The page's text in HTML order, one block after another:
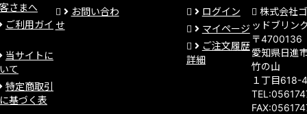
さまへ
ご利用ガイ
当サイトに
て
特定商取引
基づく表
お問い合わ
せ
ログイン
マイページ
ご注文履歴
詳細
株式会社
ッドブリン
〒4700136
愛知県日進
竹の山
１丁目618-